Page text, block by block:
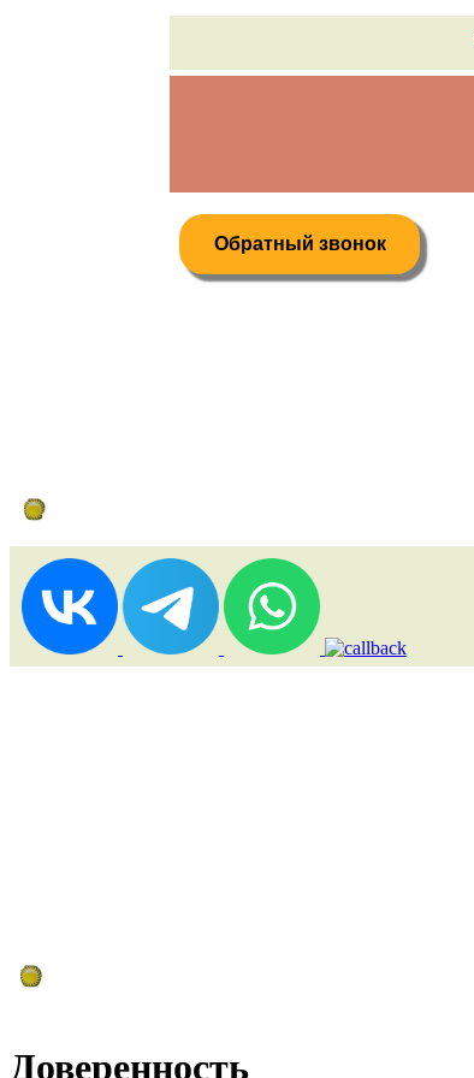
Обратный звонок
Дистанционное бронирование туров
Доверенность